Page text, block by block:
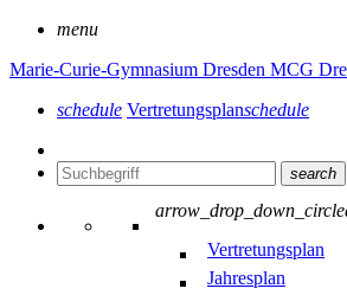
menu
Marie-Curie-Gymnasium Dresden MCG
schedule Vertretungsplanschedule
search
arrow_drop_down_circle
Vertretungsplan
Jahresplan